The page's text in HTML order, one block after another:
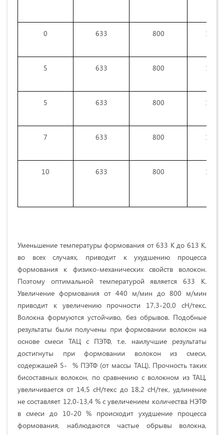
0 633 800 17,2
5 633 800 18,7
5 633 800 17,9
7 633 800 18,0
10 633 800 14,9
Уменьшение температуры формования от 633 К до 613 К,
во всех случаях, приводит к ухудшению процесса
формования к физико-механических свойств волокон.
Поэтому оптимальной температурой является 633 К.
Увеличение формования от 440 м/мин до 800 м/мин
приводит к увеличению прочности 17,3-20,0 сН/текс.
Волокна формуются устойчиво, без обрывов. Подобные
результаты были получены при фор­мовании волокон на
основе смеси ТАЦ с ПЭТФ, т.е. наилучшие результаты
достигнуты при формовании волокон из смеси,
содержашей 5- % ПЭТФ (от массы ТАЦ). Прочность таких
бисоставных волокон, по сравнению с волокном из ТАЦ,
увеличивается от 14,5 сН/текс до 18,2 сН/тек, удлинение
не составляет 12,0-13,4 % с увеличением количества НЭТФ
в смеси до 10-20 % происходит ухудшение процесса
формования, наблюдаются частые обрывы волокна,